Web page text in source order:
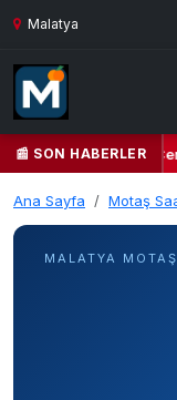
Malatya
📰 SON HABERLER
Yeşil Kalbi ve Kültür
Ana Sayfa Motaş
MALATYA